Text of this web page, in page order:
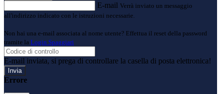
E-mail Verrà inviato un messaggio
all'indirizzo indicato con le istruzioni necessarie.
Non hai una e-mail associata al nome utente? Effettua il reset della password
tramite la Login Spaggiari
E-mail inviata, si prega di controllare la casella di posta elettronica!
Errore